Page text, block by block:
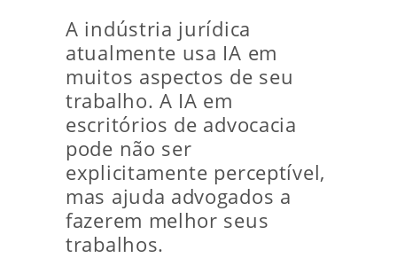
A indústria jurídica
atualmente usa IA em
muitos aspectos de seu
trabalho. A IA em
escritórios de advocacia
pode não ser
explicitamente perceptível,
mas ajuda advogados a
fazerem melhor seus
trabalhos.